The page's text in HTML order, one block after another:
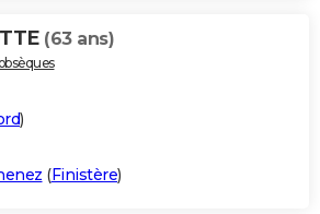
(63 ans)
)
(Finistère)